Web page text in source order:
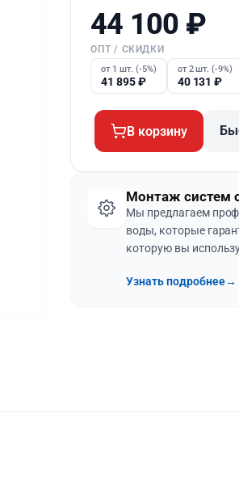
44 100 ₽
ОПТ / СКИДКИ
от 1 шт. (-5%)
41 895₽
от 2 шт. (-9%)
40 131₽
В корзину
Монтаж систем
Мы предлагаем
воды, которые
которую вы
Узнать подробнее→